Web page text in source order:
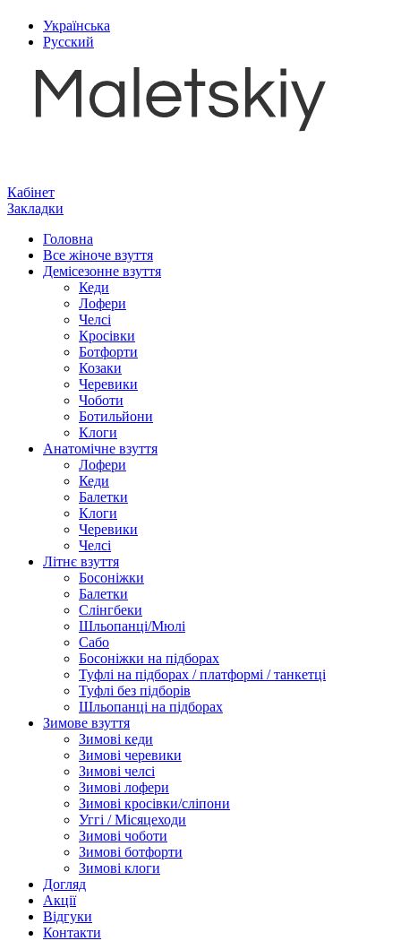
Українська
Русский
Кабінет
Закладки
Головна
Все жіноче взуття
Демісезонне взуття
Кеди
Лофери
Челсі
Кросівки
Ботфорти
Козаки
Черевики
Чоботи
Ботильйони
Клоги
Анатомічне взуття
Лофери
Кеди
Балетки
Клоги
Черевики
Челсі
Літнє взуття
Босоніжки
Балетки
Слінгбеки
Шльопанці/Мюлі
Сабо
Босоніжки на підборах
Туфлі на підборах / платформі / танкетці
Туфлі без підборів
Шльопанці на підборах
Зимове взуття
Зимові кеди
Зимові черевики
Зимові челсі
Зимові лофери
Зимові кросівки/сліпони
Уггі / Місяцеходи
Зимові чоботи
Зимові ботфорти
Зимові клоги
Догляд
Акції
Відгуки
Контакти